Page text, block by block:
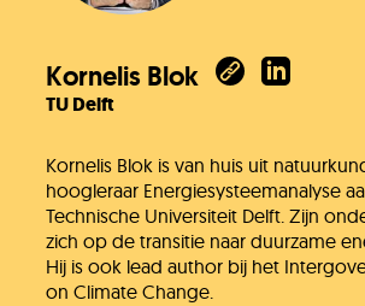
Kornelis Blok
TU Delft
Kornelis Blok is van huis uit
hoogleraar Energiesysteemanalyse
Technische Universiteit Delft. Zijn
zich op de transitie naar duurzame
Hij is ook lead author bij het
on Climate Change.